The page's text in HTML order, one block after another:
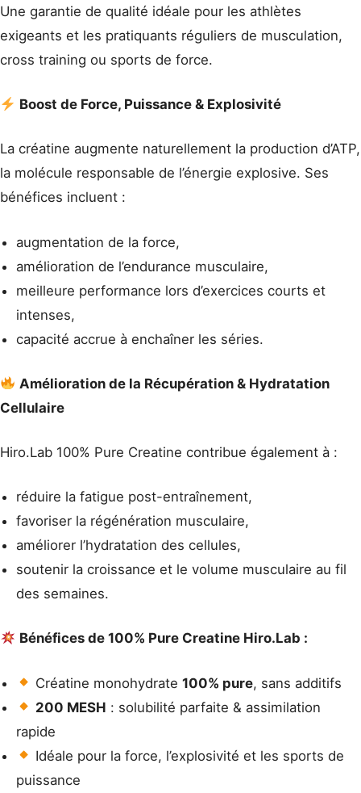
Une garantie de qualité idéale pour les athlètes
exigeants et les pratiquants réguliers de musculation,
cross training ou sports de force.
Boost de Force, Puissance & Explosivité
La créatine augmente naturellement la production d’ATP,
la molécule responsable de l’énergie explosive. Ses
bénéfices incluent :
augmentation de la force,
amélioration de l’endurance musculaire,
meilleure performance lors d’exercices courts et
intenses,
capacité accrue à enchaîner les séries.
Amélioration de la Récupération & Hydratation
Cellulaire
Hiro.Lab 100% Pure Creatine contribue également à :
réduire la fatigue post-entraînement,
favoriser la régénération musculaire,
améliorer l’hydratation des cellules,
soutenir la croissance et le volume musculaire au fil
des semaines.
Bénéfices de 100% Pure Creatine Hiro.Lab :
Créatine monohydrate100% pure, sans additifs
200 MESH : solubilité parfaite & assimilation
rapide
Idéale pour la force, l’explosivité et les sports de
puissance